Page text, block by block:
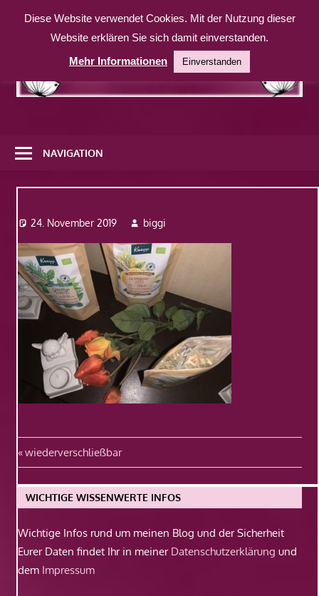
Inhalt
weitere
Website
NAVIGATION
24. November 2019 biggi
Beitragsnavigation
Vorheriger
Beitrag:
wiederverschließbar
WICHTIGE WISSENWERTE INFOS
Wichtige Infos rund um meinen Blog und der Sicherheit
Eurer Daten findet Ihr in meiner Datenschutzerklärung und
dem Impressum
Diese Website verwendet Cookies. Mit der Nutzung dieser
Website erklären Sie sich damit einverstanden.
Mehr Informationen
Einverstanden